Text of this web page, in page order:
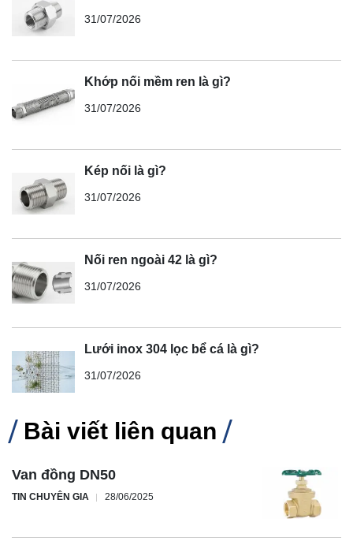
31/07/2026
Khớp nối mềm ren là gì?
31/07/2026
Kép nối là gì?
31/07/2026
Nối ren ngoài 42 là gì?
31/07/2026
Lưới inox 304 lọc bể cá là gì?
31/07/2026
Bài viết liên quan
Van đồng DN50
TIN CHUYÊN GIA 28/06/2025